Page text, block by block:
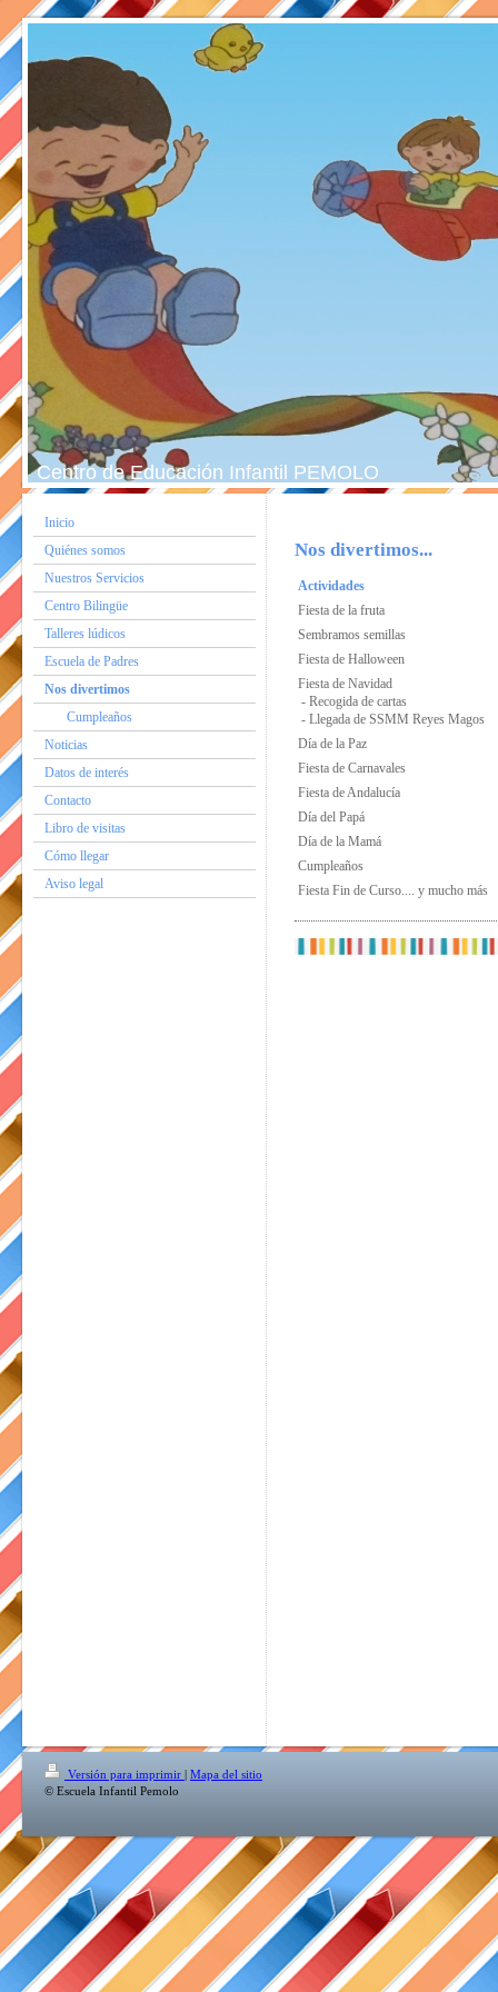
Centro de Educación Infantil PEMOLO
Inicio
Quiénes somos
Nuestros Servicios
Centro Bilingüe
Talleres lúdicos
Escuela de Padres
Nos divertimos
Cumpleaños
Noticias
Datos de interés
Contacto
Libro de visitas
Cómo llegar
Aviso legal
Nos divertimos...
Actividades
Fiesta de la fruta
Sembramos semillas
Fiesta de Halloween
Fiesta de Navidad
- Recogida de cartas
- Llegada de SSMM Reyes Magos
Día de la Paz
Fiesta de Carnavales
Fiesta de Andalucía
Día del Papá
Día de la Mamá
Cumpleaños
Fiesta Fin de Curso.... y mucho más
Versión para imprimir | Mapa del sitio
© Escuela Infantil Pemolo